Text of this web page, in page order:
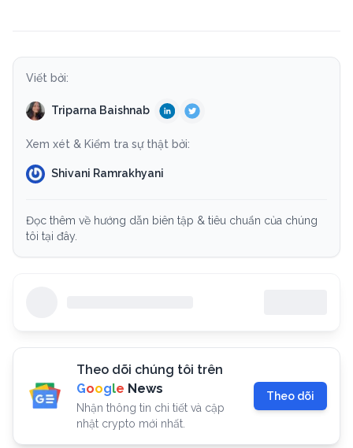
Viết bởi:
Triparna Baishnab
Xem xét & Kiểm tra sự thật bởi:
Shivani Ramrakhyani
Đọc thêm về hướng dẫn biên tập & tiêu chuẩn của chúng
tôi tại đây.
Theo dõi chúng tôi trên
Google News
Nhận thông tin chi tiết và cập
nhật crypto mới nhất.
Theo dõi